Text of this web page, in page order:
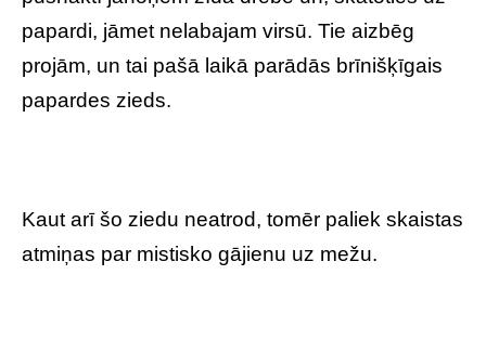
papardi, jāmet nelabajam virsū. Tie aizbēg
projām, un tai pašā laikā parādās brīnišķīgais
papardes zieds.
Kaut arī šo ziedu neatrod, tomēr paliek skaistas
atmiņas par mistisko gājienu uz mežu.